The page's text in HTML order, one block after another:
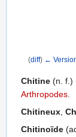
(diff) ←
Chitine (n. f.)
Arthropodes
Chitineux
Chitinoïde